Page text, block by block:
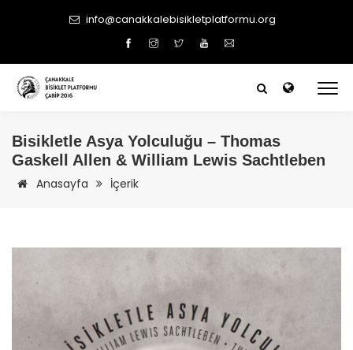
info@canakkalebisikletplatformu.org
Bisikletle Asya Yolculuğu – Thomas
Gaskell Allen & William Lewis Sachtleben
Anasayfa İçerik